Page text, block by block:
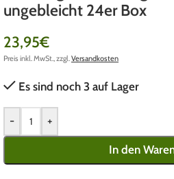
ungebleicht 24er Box
23,95€
Preis inkl. MwSt., zzgl.Versandkosten
Es sind noch 3 auf Lager
- +
In den